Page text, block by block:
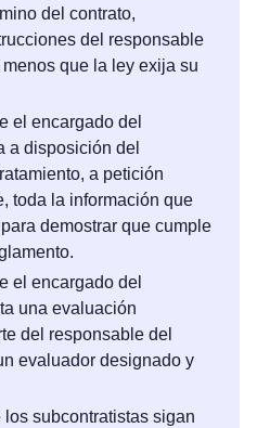
del contrato,
del responsable
que la ley exija su
el encargado del
a disposición del
a petición
toda la información que
demostrar que cumple
el encargado del
una evaluación
del responsable del
evaluador designado y
subcontratistas sigan